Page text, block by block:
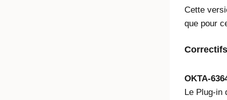
Cette
que pour
OKTA-
Le Plug-in